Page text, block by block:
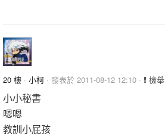
20 樓 · 小柯 · 發表於 2011-08-12 12:10 · 檢舉
小小秘書
嗯嗯
教訓小屁孩